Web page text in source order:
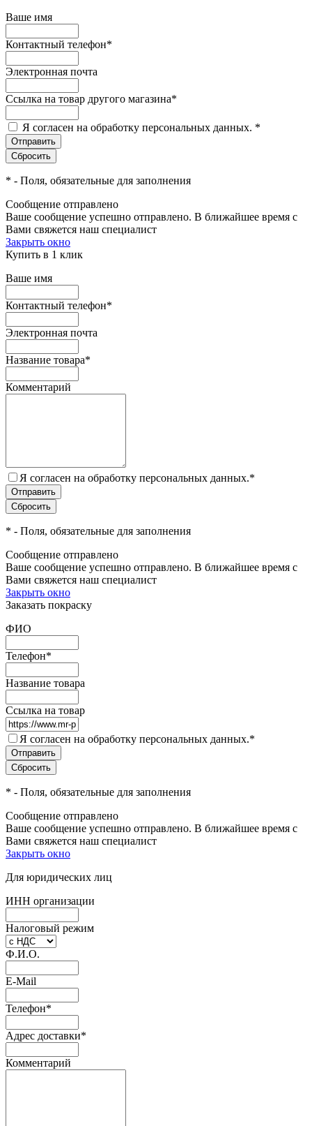
Ваше имя
Контактный телефон*
Электронная почта
Ссылка на товар другого магазина*
Я согласен на обработку персональных данных. *
* - Поля, обязательные для заполнения
Сообщение отправлено
Ваше сообщение успешно отправлено. В ближайшее время с
Вами свяжется наш специалист
Закрыть окно
Купить в 1 клик
Ваше имя
Контактный телефон*
Электронная почта
Название товара*
Комментарий
Я согласен на обработку персональных данных.*
* - Поля, обязательные для заполнения
Сообщение отправлено
Ваше сообщение успешно отправлено. В ближайшее время с
Вами свяжется наш специалист
Закрыть окно
Заказать покраску
ФИО
Телефон*
Название товара
Ссылка на товар
Я согласен на обработку персональных данных.*
* - Поля, обязательные для заполнения
Сообщение отправлено
Ваше сообщение успешно отправлено. В ближайшее время с
Вами свяжется наш специалист
Закрыть окно
Для юридических лиц
ИНН организации
Налоговый режим
Ф.И.О.
E-Mail
Телефон*
Адрес доставки*
Комментарий